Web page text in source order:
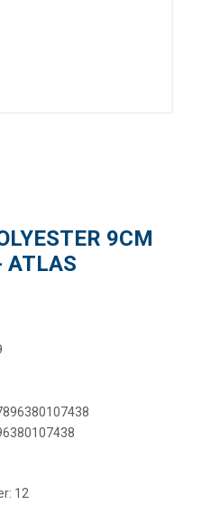
9CM
ATLAS
12